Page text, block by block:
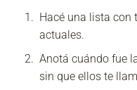
Hacé una lista con
actuales.
Anotá cuándo fue
sin que ellos te